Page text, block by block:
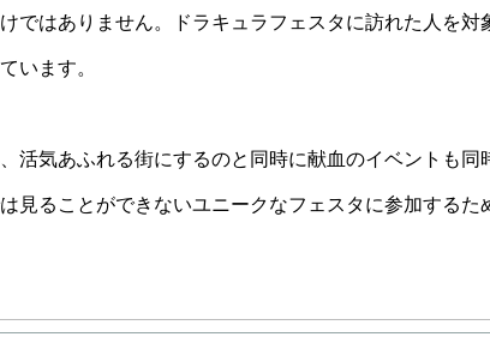
ではありません。ドラキュラフェスタに訪れた人を対
います。
活気あふれる街にするのと同時に献血のイベントも同
見ることができないユニークなフェスタに参加するた